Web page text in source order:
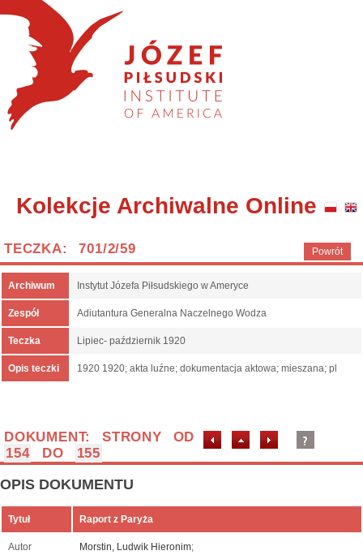
Kolekcje Archiwalne Online
Powrót
TECZKA: 701/2/59
Archiwum Instytut Józefa Piłsudskiego w Ameryce
Zespół Adiutantura Generalna Naczelnego Wodza
Teczka Lipiec- październik 1920
Opis teczki 1920 1920; akta luźne; dokumentacja aktowa; mieszana; pl
DOKUMENT: STRONY OD
154
DO 155
OPIS DOKUMENTU
Tytuł Raport z Paryża
Autor Morstin, Ludwik Hieronim;